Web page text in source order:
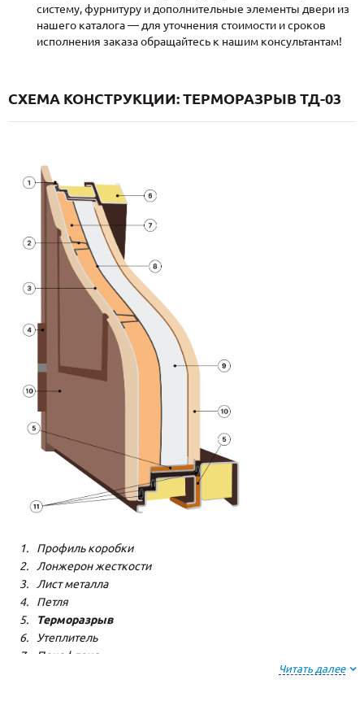
систему, фурнитуру и дополнительные элементы двери из
нашего каталога — для уточнения стоимости и сроков
исполнения заказа обращайтесь к нашим консультантам!
СХЕМА КОНСТРУКЦИИ: ТЕРМОРАЗРЫВ ТД-03
Профиль коробки
Лонжерон жесткости
Лист металла
Петля
Терморазрыв
Утеплитель
Пенофлекс
Читать далее